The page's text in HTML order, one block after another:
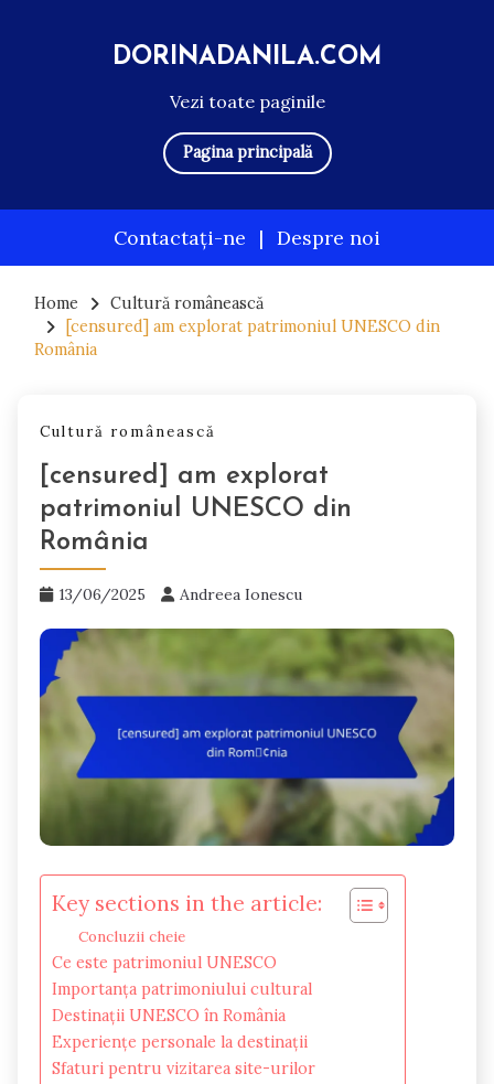
Vezi toate paginile
DORINADANILA.COM
Pagina principală
Contactați-ne | Despre noi
content
Home
Cultură românească
[censured] am explorat patrimoniul UNESCO din
România
Cultură românească
[censured] am explorat
patrimoniul UNESCO din
România
13/06/2025 Andreea Ionescu
Key sections in the article:
Concluzii cheie
Ce este patrimoniul UNESCO
Importanța patrimoniului cultural
Destinații UNESCO în România
Experiențe personale la destinații
Sfaturi pentru vizitarea site-urilor